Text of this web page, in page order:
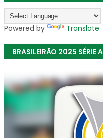
Powered by Translate
BRASILEIRÃO 2025 SÉRIE A